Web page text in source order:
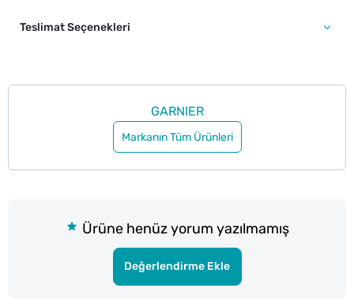
Teslimat Seçenekleri
GARNIER
Markanın Tüm Ürünleri
Ürüne henüz yorum yazılmamış
Değerlendirme Ekle